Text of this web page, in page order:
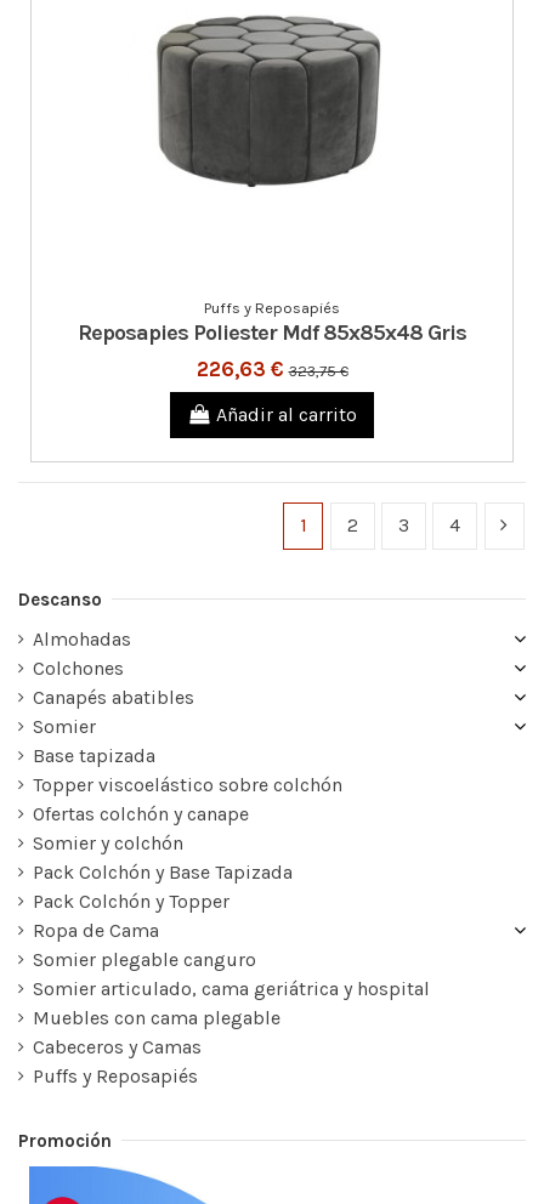
Puffs y Reposapiés
Reposapies Poliester Mdf 85x85x48 Gris
226,63 €323,75 €
Añadir al carrito
1 2 3 4
Descanso
Almohadas
Colchones
Canapés abatibles
Somier
Base tapizada
Topper viscoelástico sobre colchón
Ofertas colchón y canape
Somier y colchón
Pack Colchón y Base Tapizada
Pack Colchón y Topper
Ropa de Cama
Somier plegable canguro
Somier articulado, cama geriátrica y hospital
Muebles con cama plegable
Cabeceros y Camas
Puffs y Reposapiés
Promoción